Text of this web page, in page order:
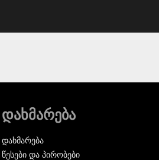
დახმარება
დახმარება
წესები და პირობები